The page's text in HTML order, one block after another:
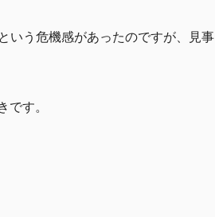
いう危機感があったのですが、見事
です。